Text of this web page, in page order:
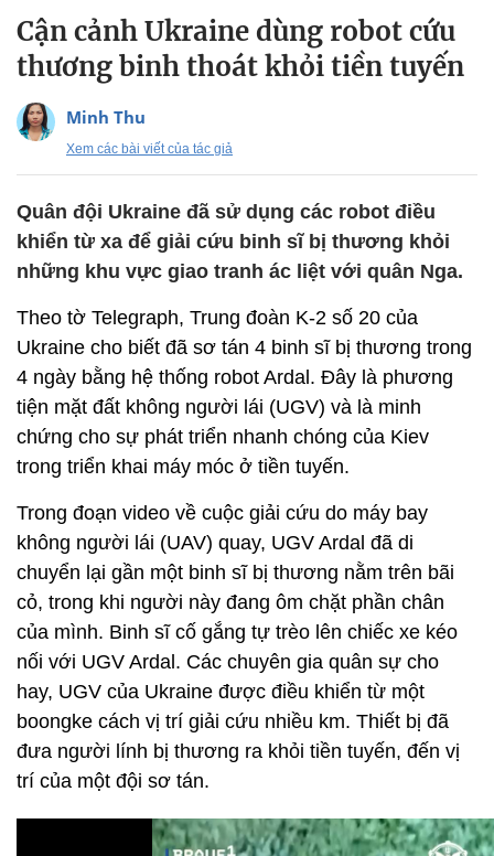
Cận cảnh Ukraine dùng robot cứu
thương binh thoát khỏi tiền tuyến
Minh Thu
Xem các bài viết của tác giả
Quân đội Ukraine đã sử dụng các robot điều
khiển từ xa để giải cứu binh sĩ bị thương khỏi
những khu vực giao tranh ác liệt với quân Nga.
Theo tờ Telegraph, Trung đoàn K-2 số 20 của
Ukraine cho biết đã sơ tán 4 binh sĩ bị thương trong
4 ngày bằng hệ thống robot Ardal. Đây là phương
tiện mặt đất không người lái (UGV) và là minh
chứng cho sự phát triển nhanh chóng của Kiev
trong triển khai máy móc ở tiền tuyến.
Trong đoạn video về cuộc giải cứu do máy bay
không người lái (UAV) quay, UGV Ardal đã di
chuyển lại gần một binh sĩ bị thương nằm trên bãi
cỏ, trong khi người này đang ôm chặt phần chân
của mình. Binh sĩ cố gắng tự trèo lên chiếc xe kéo
nối với UGV Ardal. Các chuyên gia quân sự cho
hay, UGV của Ukraine được điều khiển từ một
boongke cách vị trí giải cứu nhiều km. Thiết bị đã
đưa người lính bị thương ra khỏi tiền tuyến, đến vị
trí của một đội sơ tán.